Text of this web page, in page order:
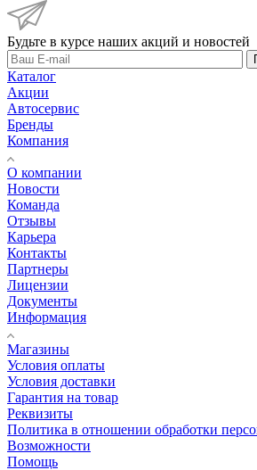
Будьте в курсе наших акций и новостей
Каталог
Акции
Автосервис
Бренды
Компания
О компании
Новости
Команда
Отзывы
Карьера
Контакты
Партнеры
Лицензии
Документы
Информация
Магазины
Условия оплаты
Условия доставки
Гарантия на товар
Реквизиты
Политика в отношении обработки
Возможности
Помощь